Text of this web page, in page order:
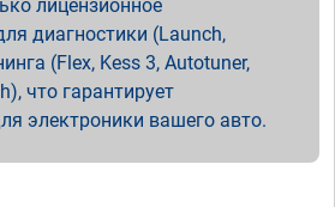
лицензионное
диагностики (Launch,
(Flex, Kess 3, Autotuner,
что гарантирует
электроники вашего авто.